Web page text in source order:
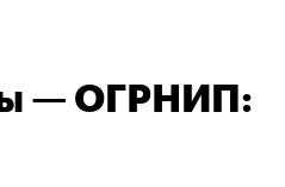
— ОГРНИП: